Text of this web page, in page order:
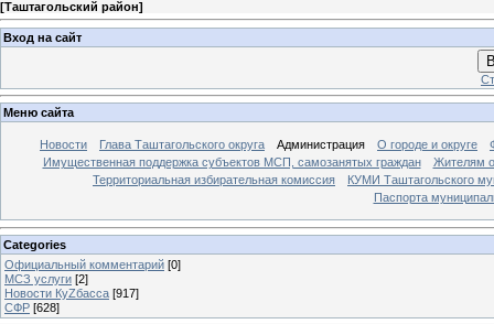
[Таштагольский район]
Вход на сайт
Меню сайта
Новости Глава Таштагольского округа Администрация О городе и округе
Имущественная поддержка субъектов МСП, самозанятых граждан
Жителям
Территориальная избирательная комиссия
КУМИ Таштагольского
Паспорта
Categories
Официальный комментарий [0]
МСЗ услуги [2]
Новости КуZбасса [917]
СФР [628]